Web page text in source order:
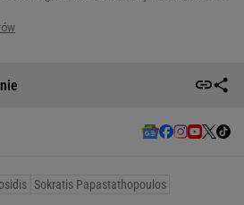
Sokratis Papastathopoulos